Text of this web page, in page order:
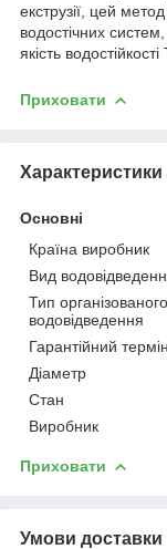
екструзії, цей
водостічних
якість
Приховати
Характеристики
Основні
Країна виробник
Вид
Тип організованого
водовідведення
Гарантійний термін
Діаметр
Стан
Виробник
Приховати
Умови доставки